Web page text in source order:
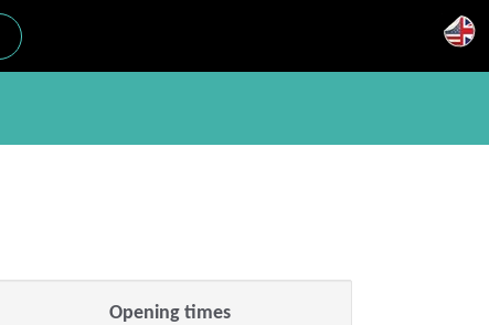
Opening times